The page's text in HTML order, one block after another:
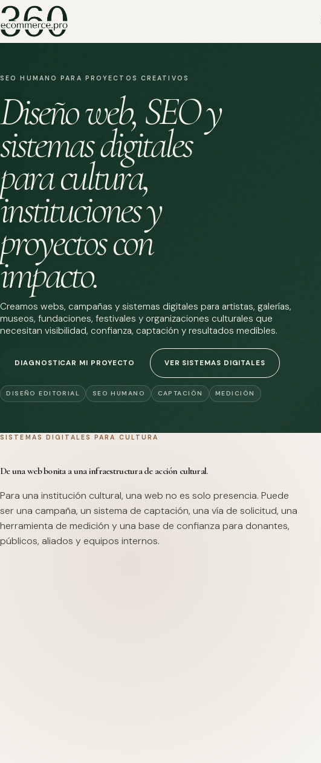
SEO HUMANO PARA PROYECTOS CREATIVOS
Diseño web, SEO y
sistemas digitales
para cultura,
instituciones y
proyectos con
impacto.
Creamos webs, campañas y sistemas digitales para artistas, galerías,
museos, fundaciones, festivales y organizaciones culturales que
necesitan visibilidad, confianza, captación y resultados medibles.
DIAGNOSTICAR MI PROYECTO VER SISTEMAS DIGITALES
DISEÑO EDITORIAL SEO HUMANO CAPTACIÓN MEDICIÓN
SISTEMAS DIGITALES PARA CULTURA
De una web bonita a una infraestructura de acción cultural.
Para una institución cultural, una web no es solo presencia. Puede
ser una campaña, un sistema de captación, una vía de solicitud, una
herramienta de medición y una base de confianza para donantes,
públicos, aliados y equipos internos.